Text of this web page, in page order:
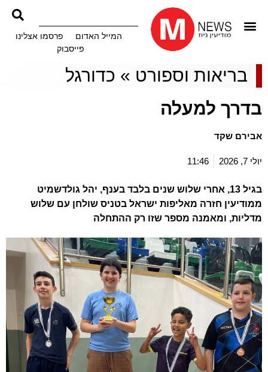
המייל האדום
פרסמו אצלינו
פייסבוק
בריאות וספורט » כדורגל
בדרך למעלה
אבירם שקד
יולי 7, 2026 11:46
בגיל 13, אחרי שלוש שנים בלבד בענף, יהל גולדשמיט
ממודיעין חזרה מאליפות ישראל בטניס שולחן עם שלוש
מדליות, ומאמנה מספר שזו רק ההתחלה